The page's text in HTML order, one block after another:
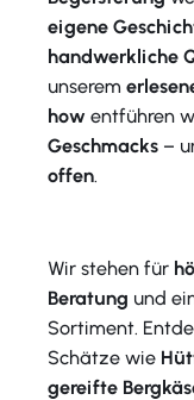
eigene
handwerkliche
unserem
how entführen
Geschmacks –
offen.
Wir stehen für
Beratung und
Sortiment.
Schätze wie
gereifte